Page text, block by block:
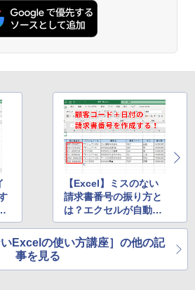
ギフトカード - 1000 Robux 【限
バーチャルアイテムを含む】 【オンラ
インコード版
ギフトカード - 2,000 Robux 【限
バーチャルアイテムを含む】 【オンラ
ンゲームコード】 ロブロックス | オン
Office Home & Business 202
新 永続版)|オンラインコード版|Wind
、10/mac対応|PC2台
ですべて身につくHTML & CSSとWe
ザイン入門講座［第2版］
いちばんやさしい 教科書:
エンジニア 初心者 素人 でも安心 使い
マニュアル AI副業にもコンテンツ作成
もKindle出版にも！ 非エンジニアのた
のAIコーディング入門シリーズ
イラスト表現辞典: 思い通りの絵を引き
す プロンプトの言葉 AI画像生成シリー
(はぴーイラストLabo)
480
Paperwhite シグニチャーエディ
さ自動調整、色調調節ライト、12週間
Kindle Paperwhite (16GB) 7イ
チディスプレイ、色調調節ライト、12
間持続バッテリー、広告なし、ブラッ
Kindle Colorsoft | 16GBストレ
ジ、防水、7インチカラーディスプレ
、色調調節ライト、最大8週間持続バッ
【Excel】ミスのない
請求書番号の振り方と
は？エクセルが自動入
力してくれる請求書を
作る方法
いExcelの使い方講座］の他の記
事を見る